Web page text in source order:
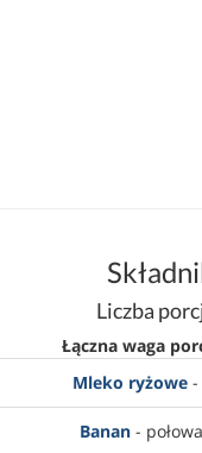
Liczba
Łączna waga
Mleko ryżowe -
Banan-